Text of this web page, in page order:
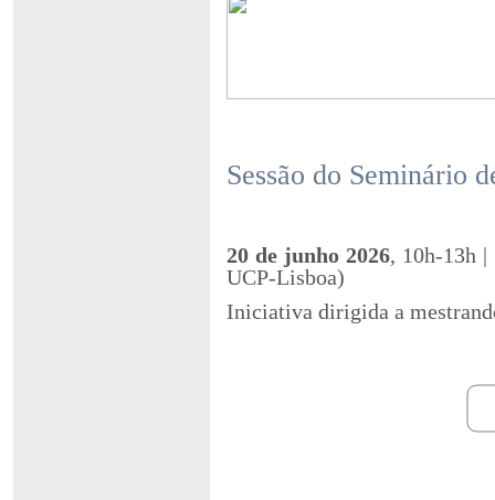
Sessão do Seminário
20 de junho 2026, 10h-13h |
UCP-Lisboa)
Iniciativa dirigida a